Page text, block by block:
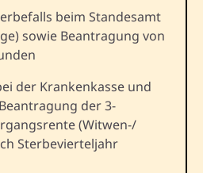
beim Standesamt
sowie Beantragung von
der Krankenkasse und
der 3-
(Witwen-/
Sterbevierteljahr